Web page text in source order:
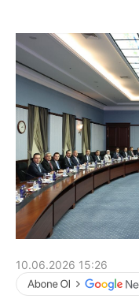
10.06.2026 15:26